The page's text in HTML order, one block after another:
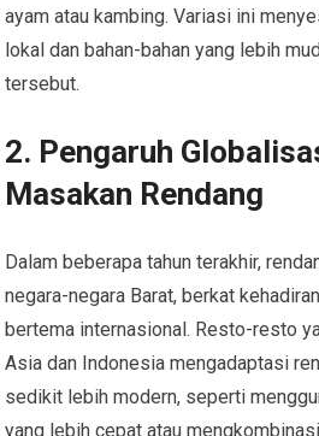
ayam atau kambing. Variasi ini
lokal dan bahan-bahan yang lebih
tersebut.
2. Pengaruh
Masakan Rendang
Dalam beberapa tahun terakhir,
negara-negara Barat, berkat
bertema internasional. Resto-resto
Asia dan Indonesia mengadaptasi
sedikit lebih modern, seperti
yang lebih cepat atau